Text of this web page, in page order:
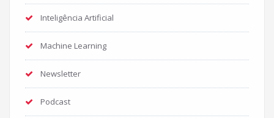
Inteligência Artificial
Machine Learning
Newsletter
Podcast